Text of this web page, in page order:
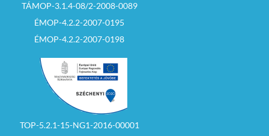
TÁMOP-3.1.4-08/2-2008-0089
ÉMOP-4.2.2-2007-0195
ÉMOP-4.2.2-2007-0198
TOP-5.2.1-15-NG1-2016-00001